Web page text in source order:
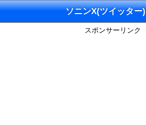
ソニンX(ツイッター)
スポンサーリンク